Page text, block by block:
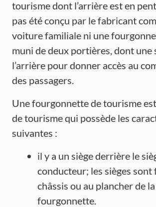
tourisme dont l’arrière est en
pas été conçu par le fabricant
voiture familiale ni une
muni de deux portières, dont une
l’arrière pour donner accès au
des passagers.
Une fourgonnette de tourisme
de tourisme qui possède les
suivantes :
il y a un siège derrière le
conducteur; les sièges sont
châssis ou au plancher de la
fourgonnette.